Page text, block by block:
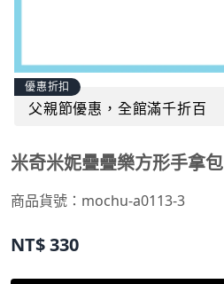
優惠折扣
父親節優惠，全館滿千折百
米奇米妮疊疊樂方形手拿包
商品貨號： mochu-a0113-3
NT$330